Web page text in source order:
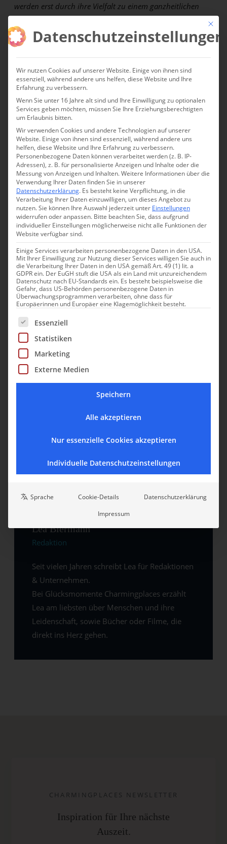
werden erst durch ihre Vielfalt zu einem ganzheitlichen
aber so sehen wir das nun mal. Weil uns Abwechslung
genau so viel Spaß macht wie Herausforderungen, arbeiten
wir gerne an 360°-Projekten und nennen das einen
holistischen Ansatz. Am liebsten übrigens mit anstatt für
Menschen und dabei eher vorausdenkend als
nachahmend.“
Arbeit vonfriendship.iserleben & kaufen?
2021 wird dasFAQ Bregenzerwald voraussichtlich
vom 30.08 bis 05.09 stattfinden. Aktuelle Infos
zum Programm und Tickets finden Sie im Laufe
der nächsten Monate aufder Webseite.
PodcastWald und Weltaus dem Bregenzerwald
hören.
Das Buch über die Feldküche ist im normalen
Handel nicht erhältlich. Jedoch können Sie es
erwerben.
Lea Biermann
Redaktion
Seit vielen Jahren schreibt Lea für Redaktionen
& Unternehmen.
Bei Glücksmomente Charmingplaces erzählt
Lea am liebsten über Menschen und ihre
Leidenschaft, sowie Bücher oder Filme, die
direkt ins Herz gehen.
CHARMINGPLACES NEWSLETTER
Inspiration für Ihre nächste
Auszeit.
Mit
Datenschutzeinstellungen
Wir nutzen Cookies auf unserer Website. Einige von ihnen sind
essenziell, während andere uns helfen, diese Website und Ihre
Erfahrung zu verbessern.
Wenn Sie unter 16 Jahre alt sind und Ihre Einwilligung zu optionalen
Services geben möchten, müssen Sie Ihre Erziehungsberechtigten
um Erlaubnis bitten.
Wir verwenden Cookies und andere Technologien auf unserer
Website. Einige von ihnen sind essenziell, während andere uns
helfen, diese Website und Ihre Erfahrung zu verbessern.
Personenbezogene Daten können verarbeitet werden (z. B. IP-
Adressen), z. B. für personalisierte Anzeigen und Inhalte oder die
Messung von Anzeigen und Inhalten.Weitere Informationen über die
Verwendung Ihrer Daten finden Sie in unserer
Datenschutzerklärung. Es besteht keine Verpflichtung, in die
Verarbeitung Ihrer Daten einzuwilligen, um dieses Angebot zu
nutzen.Sie können Ihre Auswahl jederzeit unter Einstellungen
widerrufen oder anpassen. Bitte beachten Sie, dass aufgrund
individueller Einstellungen möglicherweise nicht alle Funktionen der
Website verfügbar sind.
Einige Services verarbeiten personenbezogene Daten in den USA.
Mit Ihrer Einwilligung zur Nutzung dieser Services willigen Sie auch in
die Verarbeitung Ihrer Daten in den USA gemäß Art. 49 (1) lit. a
GDPR ein. Der EuGH stuft die USA als ein Land mit unzureichendem
Datenschutz nach EU-Standards ein. Es besteht beispielsweise die
Gefahr, dass US-Behörden personenbezogene Daten in
Überwachungsprogrammen verarbeiten, ohne dass für
Europäerinnen und Europäer eine Klagemöglichkeit besteht.
Es folgt eine Liste der Service-Gruppen, für die eine
Essenziell
Statistiken
Marketing
Externe Medien
Speichern
Alle akzeptieren
Nur essenzielle Cookies akzeptieren
Individuelle Datenschutzeinstellungen
Sprache Cookie-Details
Datenschutzerklärung
Impressum